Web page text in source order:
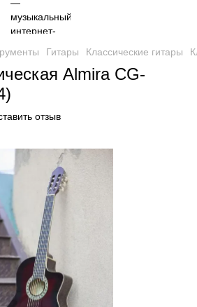
Гитары Классические гитары
Almira CG-
отзыв